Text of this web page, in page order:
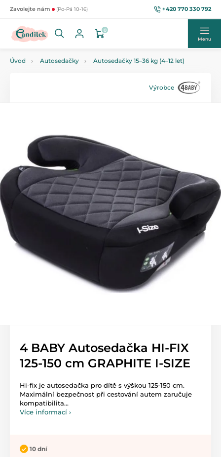
Zavolejte nám (Po-Pá 10-16) +420 770 330 792
0
Menu
Úvod Autosedačky Autosedačky 15–36 kg (4–12 let)
Výrobce
4 BABY Autosedačka HI-FIX
125-150 cm GRAPHITE I-SIZE
Hi-fix je autosedačka pro dítě s výškou 125-150 cm.
Maximální bezpečnost při cestování autem zaručuje
kompatibilita...
Více informací ›
10 dní